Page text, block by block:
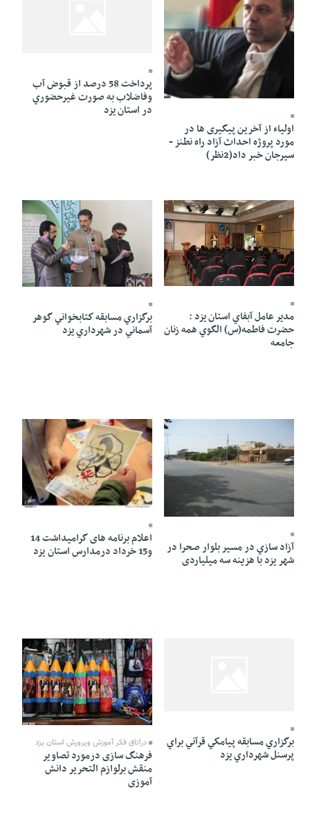
اولیاء از آخرین پیگیری ها در
مورد پروژه احداث آزاد راه نطنز -
سیرجان خبر داد(2نظر)
پرداخت 58 درصد از قبوض آب
وفاضلاب به صورت غيرحضوري
در استان يزد
25 Ordibehesht 1391 - 17:42
مدير عامل آبفاي استان يزد :
حضرت فاطمه(س) الگوي همه زنان
جامعه
25 Ordibehesht 1391 - 17:40
برگزاري مسابقه كتابخواني گوهر
آسماني در شهرداري يزد
آزاد سازي در مسير بلوار صحرا در
شهر یزد با هزینه سه میلیاردی
25 Ordibehesht 1391 - 17:32
اعلام برنامه های گرامیداشت 14
و15 خرداد درمدارس استان یزد
برگزاري مسابقه پيامكي قرآني براي
پرسنل شهرداري يزد
25 Ordibehesht 1391 - 17:29
دراتاق فکر آموزش وپرورش استان یزد
فرهنگ سازی درمورد تصاویر
منقش برلوازم التحریر دانش
آموزی